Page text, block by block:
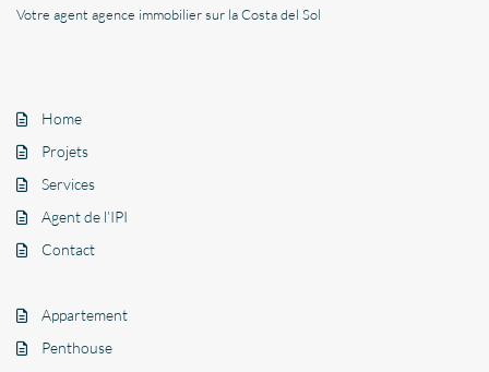
Votre agent agence immobilier sur la Costa del Sol
Home
Projets
Services
Agent de l’IPI
Contact
Appartement
Penthouse